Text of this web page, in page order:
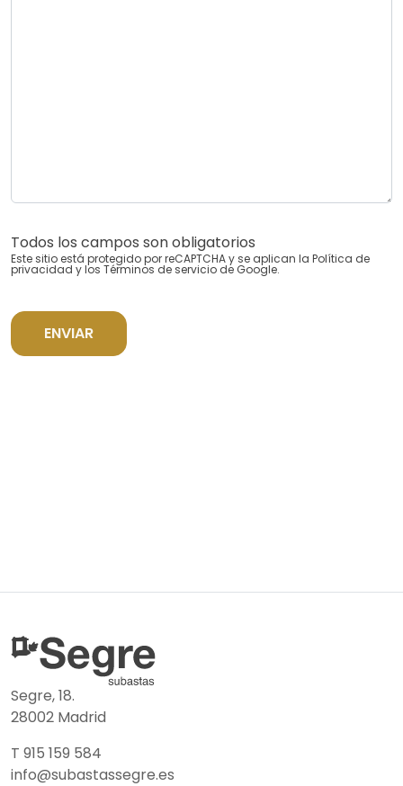
Todos los campos son obligatorios
Este sitio está protegido por reCAPTCHA y se aplican la Política de
privacidad y los Términos de servicio de Google.
ENVIAR
Segre, 18.
28002 Madrid
T 915 159 584
info@subastassegre.es